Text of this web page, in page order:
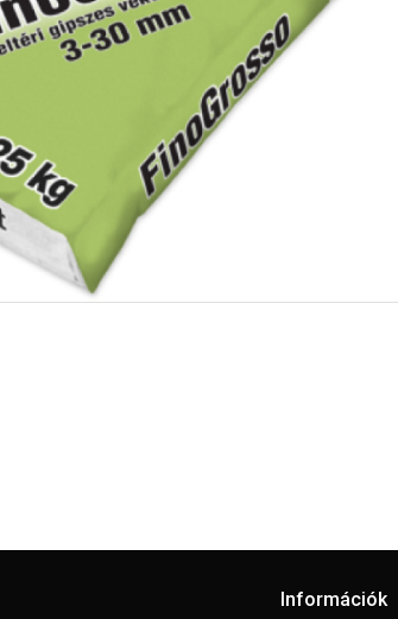
Információk